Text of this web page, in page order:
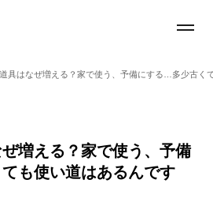
具はなぜ増える？家で使う、予備にする…多少古く
増える？家で使う、予備
も使い道はあるんです